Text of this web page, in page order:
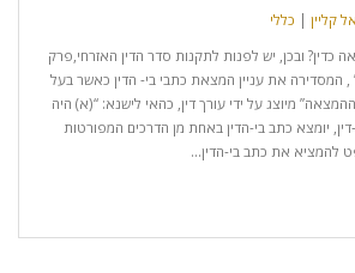
קליין | כללי
ובכן, יש לפנות לתקנות סדר הדין האזרחי,פרק
ובפרט לתקנה 475א’ , המסדירה את עניין המצאת כתבי בי- הדין כאשר בעל
מיוצג על ידי עורך דין, כהאי לישנא: “(א) היה
דין, יומצא כתב בי-הדין באחת מן הדרכים המפורטות